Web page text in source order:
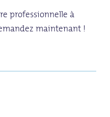
professionnelle à
maintenant !